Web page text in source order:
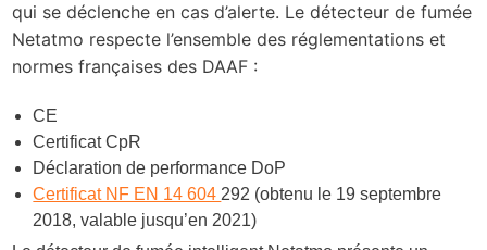
qui se déclenche en cas d’alerte. Le détecteur de fumée
Netatmo respecte l’ensemble des réglementations et
normes françaises des DAAF :
CE
Certificat CpR
Déclaration de performance DoP
Certificat NF EN 14 604 292 (obtenu le 19 septembre
2018, valable jusqu’en 2021)